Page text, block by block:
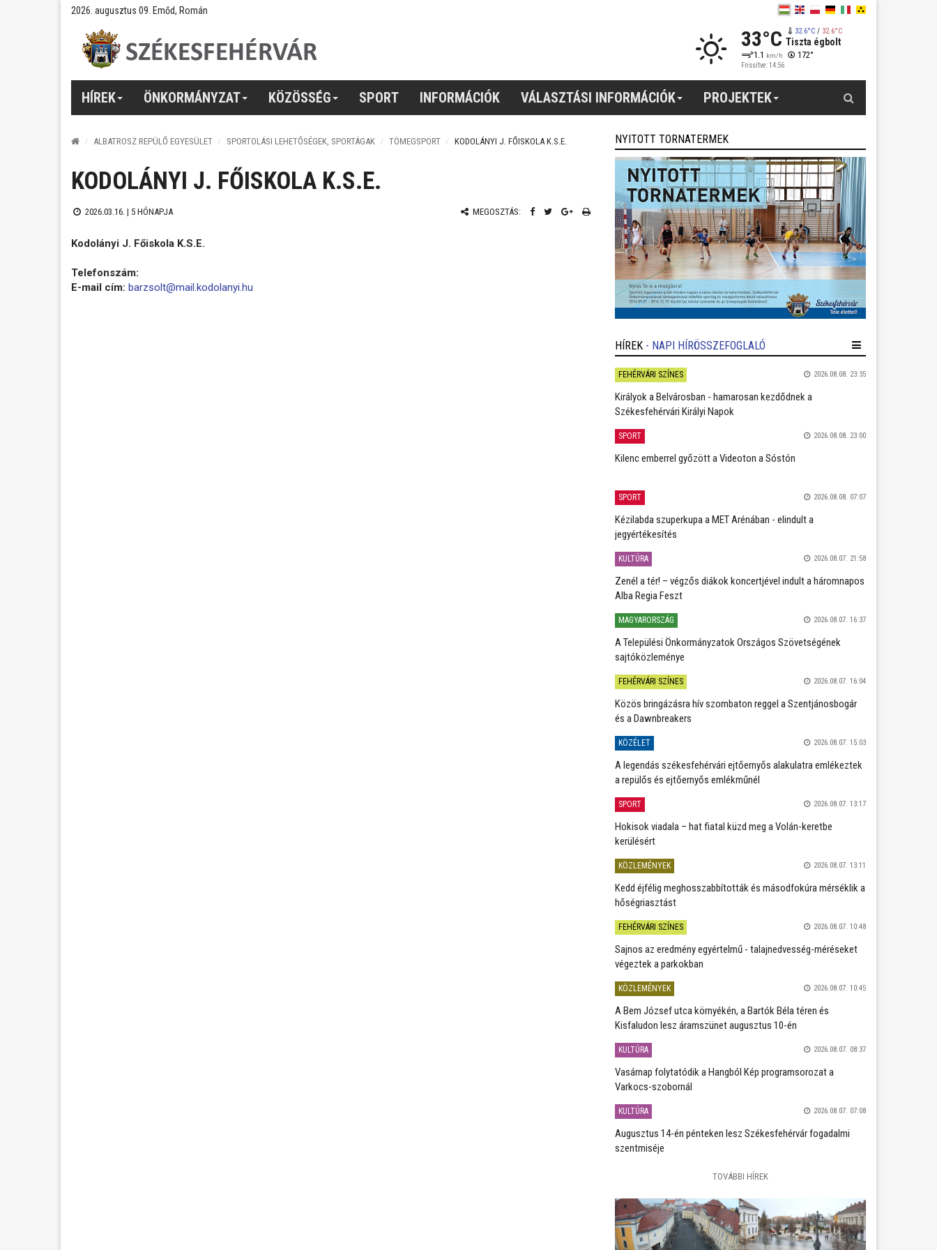
2026. augusztus 09. Emőd, Román
33°C 32.6°C/ 32.6°C
Tiszta égbolt
1.1 km/h 172°
Frissítve: 14:56
HÍREK ÖNKORMÁNYZAT KÖZÖSSÉG SPORT INFORMÁCIÓK VÁLASZTÁSI INFORMÁCIÓK PROJEKTEK
ALBATROSZ REPÜLŐ EGYESÜLET SPORTOLÁSI LEHETŐSÉGEK, SPORTÁGAK TÖMEGSPORT KODOLÁNYI J. FŐISKOLA K.S.E.
KODOLÁNYI J. FŐISKOLA K.S.E.
2026.03.16. | 5 HÓNAPJA MEGOSZTÁS:
Kodolányi J. Főiskola K.S.E.
Telefonszám:
E-mail cím: barzsolt@mail.kodolanyi.hu
NYITOTT TORNATERMEK
HÍREK - NAPI HÍRÖSSZEFOGLALÓ
FEHÉRVÁRI SZÍNES 2026.08.08. 23:35
Királyok a Belvárosban - hamarosan kezdődnek a
Székesfehérvári Királyi Napok
SPORT 2026.08.08. 23:00
Kilenc emberrel győzött a Videoton a Sóstón
SPORT 2026.08.08. 07:07
Kézilabda szuperkupa a MET Arénában - elindult a
jegyértékesítés
KULTÚRA 2026.08.07. 21:58
Zenél a tér! – végzős diákok koncertjével indult a háromnapos
Alba Regia Feszt
MAGYARORSZÁG 2026.08.07. 16:37
A Települési Önkormányzatok Országos Szövetségének
sajtóközleménye
FEHÉRVÁRI SZÍNES 2026.08.07. 16:04
Közös bringázásra hív szombaton reggel a Szentjánosbogár
és a Dawnbreakers
KÖZÉLET 2026.08.07. 15:03
A legendás székesfehérvári ejtőernyős alakulatra emlékeztek
a repülős és ejtőernyős emlékműnél
SPORT 2026.08.07. 13:17
Hokisok viadala – hat fiatal küzd meg a Volán-keretbe
kerülésért
KÖZLEMÉNYEK 2026.08.07. 13:11
Kedd éjfélig meghosszabbították és másodfokúra mérséklik a
hőségriasztást
FEHÉRVÁRI SZÍNES 2026.08.07. 10:48
Sajnos az eredmény egyértelmű - talajnedvesség-méréseket
végeztek a parkokban
KÖZLEMÉNYEK 2026.08.07. 10:45
A Bem József utca környékén, a Bartók Béla téren és
Kisfaludon lesz áramszünet augusztus 10-én
KULTÚRA 2026.08.07. 08:37
Vasárnap folytatódik a Hangból Kép programsorozat a
Varkocs-szobornál
KULTÚRA 2026.08.07. 07:08
Augusztus 14-én pénteken lesz Székesfehérvár fogadalmi
szentmiséje
TOVÁBBI HÍREK